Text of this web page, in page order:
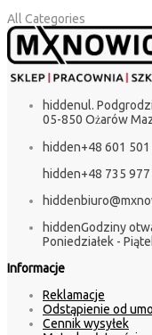
All Categories
hiddenul.
05-850 Ożarów
hidden+48 601
hidden+48 735
hidden
hiddenGodziny
Poniedziałek -
Informacje
Reklamacje
Odstąpienie od
Cennik wysyłek